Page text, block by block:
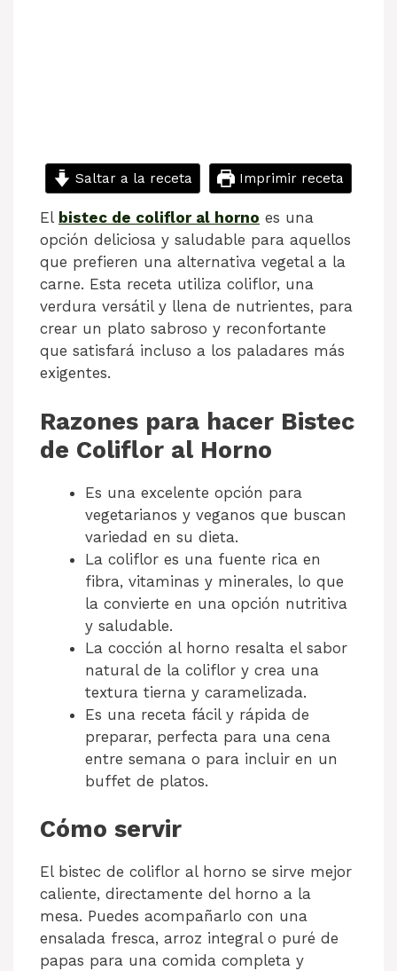
Saltar a la receta Imprimir receta
El bistec de coliflor al horno es una
opción deliciosa y saludable para aquellos
que prefieren una alternativa vegetal a la
carne. Esta receta utiliza coliflor, una
verdura versátil y llena de nutrientes, para
crear un plato sabroso y reconfortante
que satisfará incluso a los paladares más
exigentes.
Razones para hacer Bistec
de Coliflor al Horno
Es una excelente opción para
vegetarianos y veganos que buscan
variedad en su dieta.
La coliflor es una fuente rica en
fibra, vitaminas y minerales, lo que
la convierte en una opción nutritiva
y saludable.
La cocción al horno resalta el sabor
natural de la coliflor y crea una
textura tierna y caramelizada.
Es una receta fácil y rápida de
preparar, perfecta para una cena
entre semana o para incluir en un
buffet de platos.
Cómo servir
El bistec de coliflor al horno se sirve mejor
caliente, directamente del horno a la
mesa. Puedes acompañarlo con una
ensalada fresca, arroz integral o puré de
papas para una comida completa y